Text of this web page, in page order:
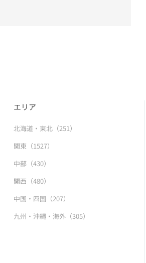
エリア
北海道・東北（251）
関東（1527）
中部（430）
関西（480）
中国・四国（207）
九州・沖縄・海外（305）